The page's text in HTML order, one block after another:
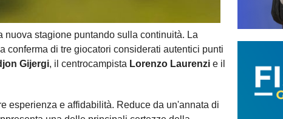
nuova stagione puntando sulla continuità. La
conferma di tre giocatori considerati autentici punti
Gijergi, il centrocampista Lorenzo Laurenzi e il
esperienza e affidabilità. Reduce da un'annata di